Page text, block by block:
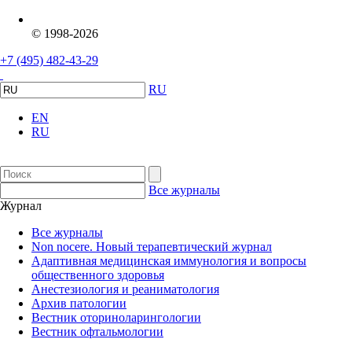
© 1998-2026
+7 (495) 482-43-29
RU
EN
RU
Все журналы
Журнал
Все журналы
Non nocere. Новый терапевтический журнал
Адаптивная медицинская иммунология и вопросы
общественного здоровья
Анестезиология и реаниматология
Архив патологии
Вестник оториноларингологии
Вестник офтальмологии